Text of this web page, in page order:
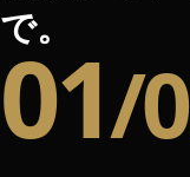
で。
01/